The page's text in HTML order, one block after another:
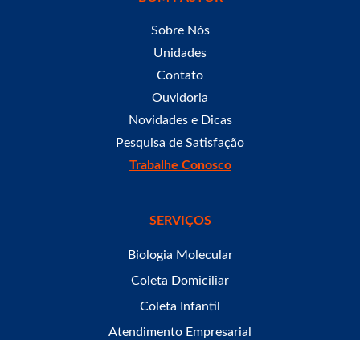
Sobre Nós
Unidades
Contato
Ouvidoria
Novidades e Dicas
Pesquisa de Satisfação
Trabalhe Conosco
SERVIÇOS
Biologia Molecular
Coleta Domiciliar
Coleta Infantil
Atendimento Empresarial